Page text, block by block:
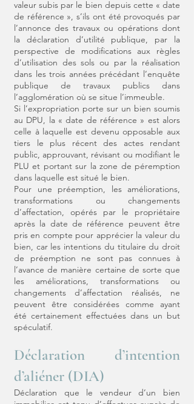
valeur subis par le bien depuis cette « date
de référence », s’ils ont été provoqués par
l’annonce des travaux ou opérations dont
la déclaration d’utilité publique, par la
perspective de modifications aux règles
d’utilisation des sols ou par la réalisation
dans les trois années précédant l’enquête
publique de travaux publics dans
l’agglomération où se situe l’immeuble.
Si l’expropriation porte sur un bien soumis
au DPU, la « date de référence » est alors
celle à laquelle est devenu opposable aux
tiers le plus récent des actes rendant
public, approuvant, révisant ou modifiant le
PLU et portant sur la zone de péremption
dans laquelle est situé le bien.
Pour une préemption, les améliorations,
transformations ou changements
d’affectation, opérés par le propriétaire
après la date de référence peuvent être
pris en compte pour apprécier la valeur du
bien, car les intentions du titulaire du droit
de préemption ne sont pas connues à
l’avance de manière certaine de sorte que
les améliorations, transformations ou
changements d’affectation réalisés, ne
peuvent être considérées comme ayant
été certainement effectuées dans un but
spéculatif.
Déclaration d’intention
d’aliéner (DIA)
Déclaration que le vendeur d’un bien